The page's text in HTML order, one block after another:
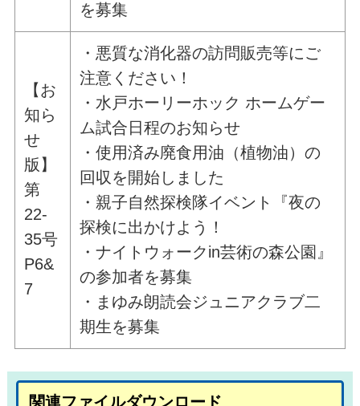
を募集
【お
知ら
せ
版】
第
22-
35号
P6&
7
・悪質な消化器の訪問販売等にご
注意ください！
・水戸ホーリーホック ホームゲー
ム試合日程のお知らせ
・使用済み廃食用油（植物油）の
回収を開始しました
・親子自然探検隊イベント『夜の
探検に出かけよう！
・ナイトウォークin芸術の森公園』
の参加者を募集
・まゆみ朗読会ジュニアクラブ二
期生を募集
関連ファイルダウンロード